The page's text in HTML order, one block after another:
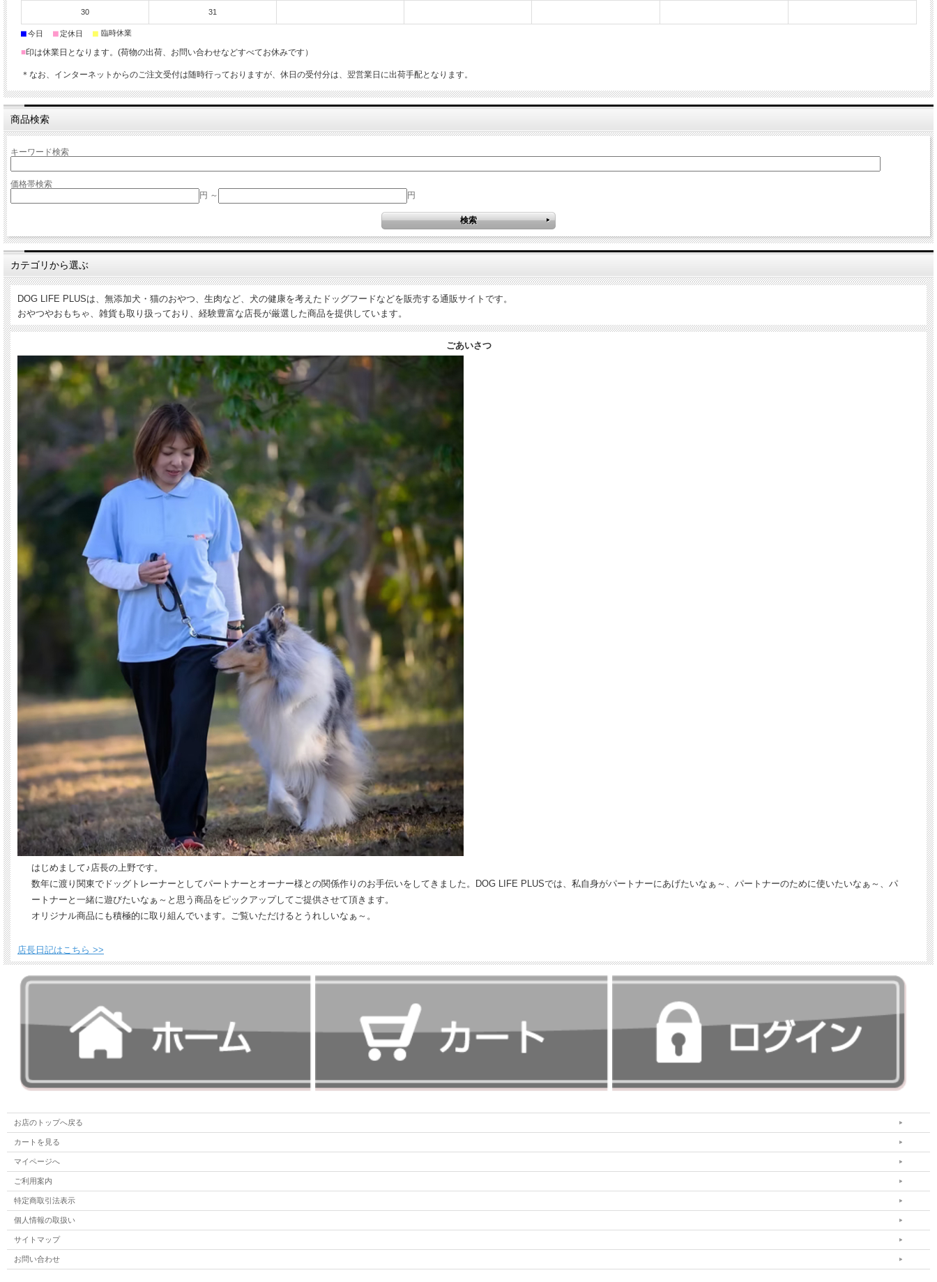
30 31
■今日 ■ 定休日 ■ 臨時休業
■印は休業日となります。(荷物の出荷、お問い合わせなどすべてお休みです）
＊なお、インターネットからのご注文受付は随時行っておりますが、休日の受付分は、翌営業日に出荷手配となります。
商品検索
キーワード検索
価格帯検索
円 ～
円
カテゴリから選ぶ
DOG LIFE PLUSは、無添加犬・猫のおやつ、生肉など、犬の健康を考えたドッグフードなどを販売する通販サイトです。
おやつやおもちゃ、雑貨も取り扱っており、経験豊富な店長が厳選した商品を提供しています。
ごあいさつ
はじめまして♪店長の上野です。
数年に渡り関東でドッグトレーナーとしてパートナーとオーナー様との関係作りのお手伝いをしてきました。DOG LIFE PLUSでは、私自身がパートナーにあげたいなぁ～、パートナーのために使いたいなぁ～、パ
ートナーと一緒に遊びたいなぁ～と思う商品をピックアップしてご提供させて頂きます。
オリジナル商品にも積極的に取り組んでいます。ご覧いただけるとうれしいなぁ～。
店長日記はこちら >>
お店のトップへ戻る
カートを見る
マイページへ
ご利用案内
特定商取引法表示
個人情報の取扱い
サイトマップ
お問い合わせ